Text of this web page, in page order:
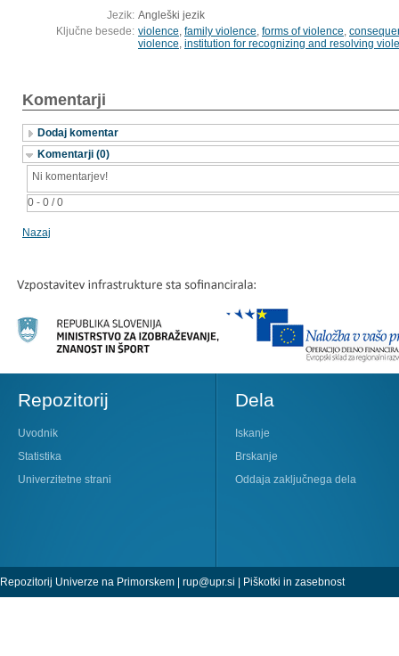
Jezik: Angleški jezik
Ključne besede: violence, family violence, forms of violence,
violence, institution for recognizing and resolving
Komentarji
Dodaj komentar
Komentarji (0)
0 - 0 / 0
Ni komentarjev!
Nazaj
Repozitorij
Uvodnik
Statistika
Univerzitetne strani
Dela
Iskanje
Brskanje
Oddaja zaključnega dela
Repozitorij Univerze na Primorskem | rup@upr.si Piškotki in zasebnost